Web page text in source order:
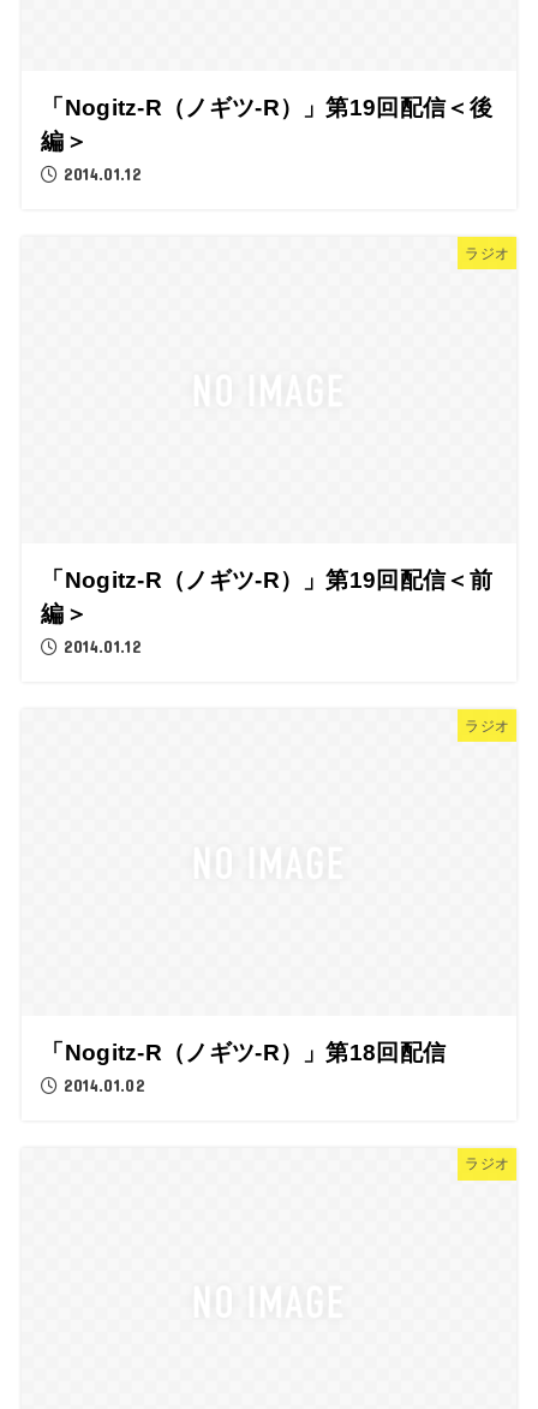
「Nogitz-R（ノギツ-R）」第19回配信＜後
編＞
2014.01.12
ラジオ
「Nogitz-R（ノギツ-R）」第19回配信＜前
編＞
2014.01.12
ラジオ
「Nogitz-R（ノギツ-R）」第18回配信
2014.01.02
ラジオ